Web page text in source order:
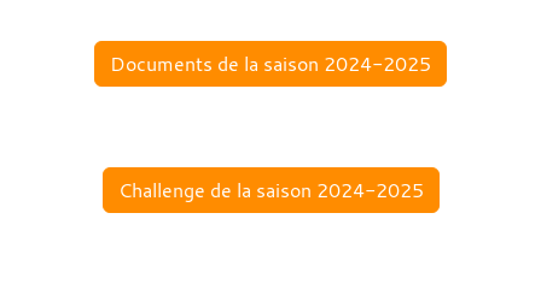
Documents de la saison 2024-2025
Challenge de la saison 2024-2025